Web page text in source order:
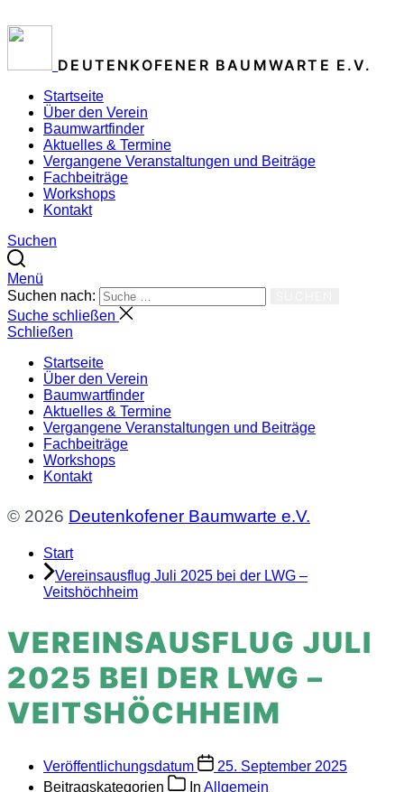
DEUTENKOFENER BAUMWARTE E.V.
Startseite
Über den Verein
Baumwartfinder
Aktuelles & Termine
Vergangene Veranstaltungen und Beiträge
Fachbeiträge
Workshops
Kontakt
Suchen
Menü
Suchen nach:
Suche schließen
Schließen
Startseite
Über den Verein
Baumwartfinder
Aktuelles & Termine
Vergangene Veranstaltungen und Beiträge
Fachbeiträge
Workshops
Kontakt
© 2026 Deutenkofener Baumwarte e.V.
Start
Vereinsausflug Juli 2025 bei der LWG –
Veitshöchheim
VEREINSAUSFLUG JULI
2025 BEI DER LWG –
VEITSHÖCHHEIM
Veröffentlichungsdatum
25. September 2025
Beitragskategorien
In Allgemein